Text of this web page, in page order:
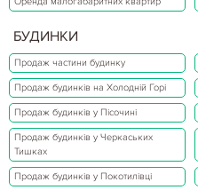
БУДИНКИ
Продаж частини будинку
Продаж будинків на Холодній Горі
Продаж будинків у Пісочині
Продаж будинків у Черкаських
Тишках
Продаж будинків у Покотилівці